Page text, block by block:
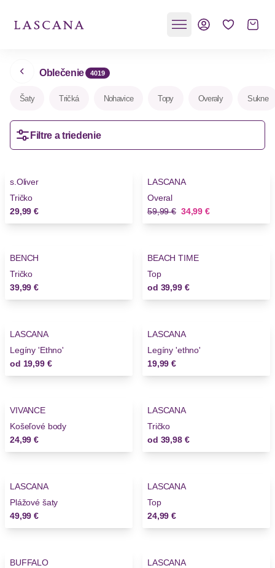
Oblečenie 4019
Šaty Tričká Nohavice Topy Overaly Sukne
Filtre a triedenie
s.Oliver
Tričko
29,99 €
LASCANA
Overal
Stará cena
59,99 € Nová cena
34,99 €
BENCH
Tričko
39,99 €
BEACH TIME
Top
od 39,99 €
LASCANA
Legíny 'Ethno'
od 19,99 €
LASCANA
Legíny 'ethno'
19,99 €
VIVANCE
Košeľové body
24,99 €
LASCANA
Tričko
od 39,98 €
LASCANA
Plážové šaty
49,99 €
LASCANA
Top
24,99 €
BUFFALO
LASCANA